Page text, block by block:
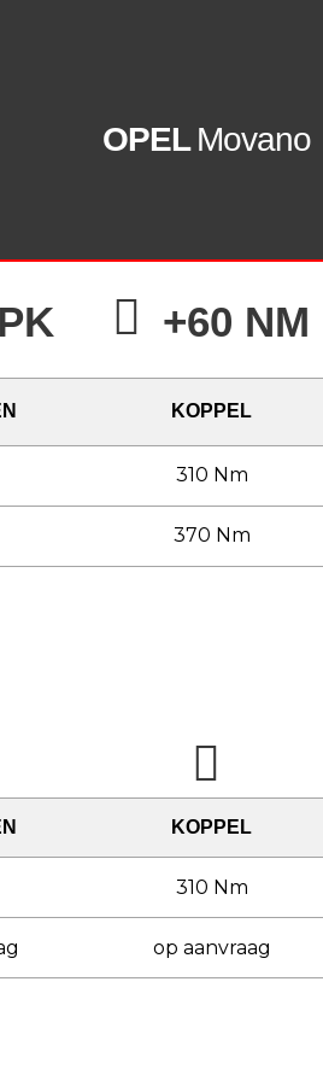
OPEL Movano
+60 NM
KOPPEL
310 Nm
370 Nm
KOPPEL
310 Nm
op aanvraag